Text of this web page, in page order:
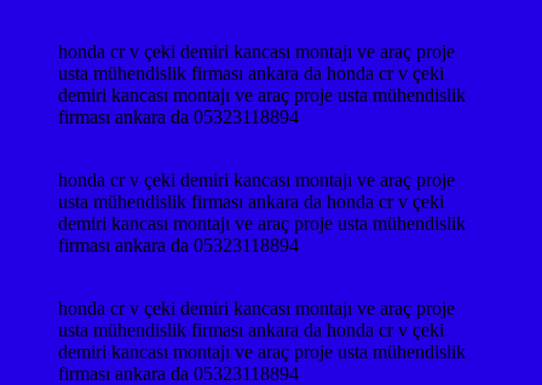
honda cr v çeki demiri kancası montajı ve araç proje
usta mühendislik firması ankara da honda cr v çeki
demiri kancası montajı ve araç proje usta mühendislik
firması ankara da 05323118894
honda cr v çeki demiri kancası montajı ve araç proje
usta mühendislik firması ankara da honda cr v çeki
demiri kancası montajı ve araç proje usta mühendislik
firması ankara da 05323118894
honda cr v çeki demiri kancası montajı ve araç proje
usta mühendislik firması ankara da honda cr v çeki
demiri kancası montajı ve araç proje usta mühendislik
firması ankara da 05323118894